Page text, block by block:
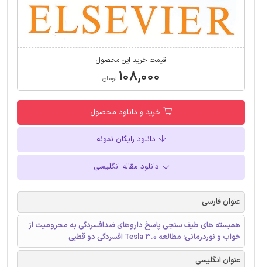
قیمت خرید این محصول
۱۰۸,۰۰۰ تومان
خرید و دانلود محصول
دانلود رایگان نمونه
دانلود مقاله انگلیسی
عنوان فارسی
همبسته های طیف سنجی پاسخ داروهای ضدافسردگی به محرومیت از
خواب و نوردرمانی: مطالعه 3.0 Tesla افسردگی دو قطبی
عنوان انگلیسی